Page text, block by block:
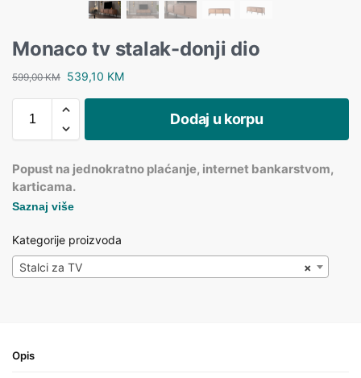
Monaco tv stalak-donji dio
599,00KM 539,10 KM
Dodaj u korpu
Popust na jednokratno plaćanje, internet bankarstvom,
karticama.
Saznaj više
Kategorije proizvoda
×
Stalci za TV
Opis